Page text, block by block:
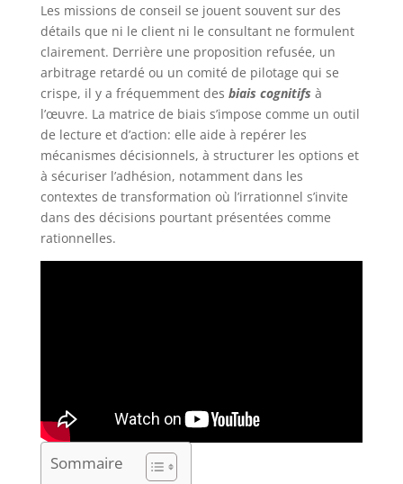
Les missions de conseil se jouent souvent sur des
détails que ni le client ni le consultant ne formulent
clairement. Derrière une proposition refusée, un
arbitrage retardé ou un comité de pilotage qui se
crispe, il y a fréquemment des biais cognitifs à
l’œuvre. La matrice de biais s’impose comme un outil
de lecture et d’action: elle aide à repérer les
mécanismes décisionnels, à structurer les options et
à sécuriser l’adhésion, notamment dans les
contextes de transformation où l’irrationnel s’invite
dans des décisions pourtant présentées comme
rationnelles.
Sommaire